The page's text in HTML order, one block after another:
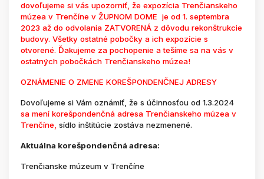
dovoľujeme si vás upozorniť, že expozícia Trenčianskeho
múzea v Trenčíne v ŽUPNOM DOME je od 1. septembra
2023 až do odvolania ZATVORENÁ z dôvodu rekonštrukcie
budovy. Všetky ostatné pobočky a ich expozície s
otvorené. Ďakujeme za pochopenie a tešíme sa na vás v
ostatných pobočkách Trenčianskeho múzea!
OZNÁMENIE O ZMENE KOREŠPONDENČNEJ ADRESY
Dovoľujeme si Vám oznámiť, že s účinnosťou od 1.3.2024
sa mení korešpondenčná adresa Trenčianskeho múzea v
Trenčíne, sídlo inštitúcie zostáva nezmenené.
Aktuálna korešpondenčná adresa:
Trenčianske múzeum v Trenčíne